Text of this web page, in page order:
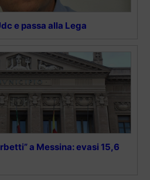
e passa alla Lega
a Messina: evasi 15,6